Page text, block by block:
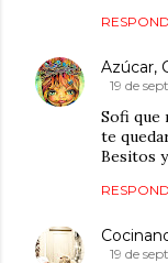
Azúcar,
19 de
Sofi que
te
Besitos
19 de